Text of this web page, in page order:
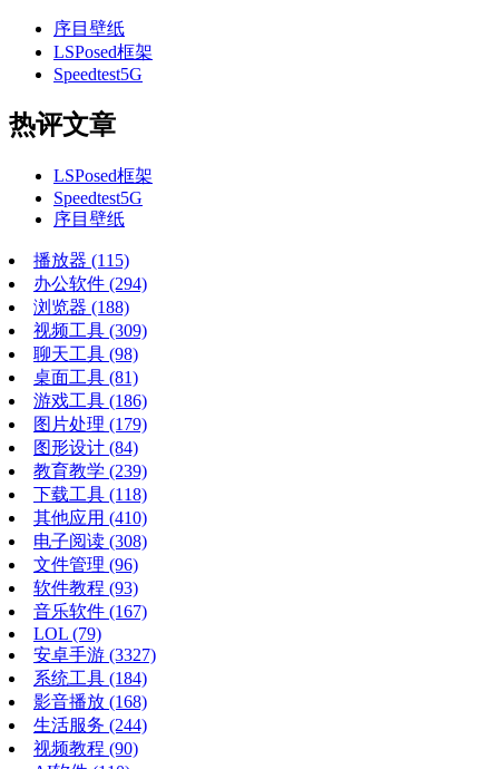
序目壁纸
LSPosed框架
Speedtest5G
热评文章
LSPosed框架
Speedtest5G
序目壁纸
播放器 (115)
办公软件 (294)
浏览器 (188)
视频工具 (309)
聊天工具 (98)
桌面工具 (81)
游戏工具 (186)
图片处理 (179)
图形设计 (84)
教育教学 (239)
下载工具 (118)
其他应用 (410)
电子阅读 (308)
文件管理 (96)
软件教程 (93)
音乐软件 (167)
LOL (79)
安卓手游 (3327)
系统工具 (184)
影音播放 (168)
生活服务 (244)
视频教程 (90)